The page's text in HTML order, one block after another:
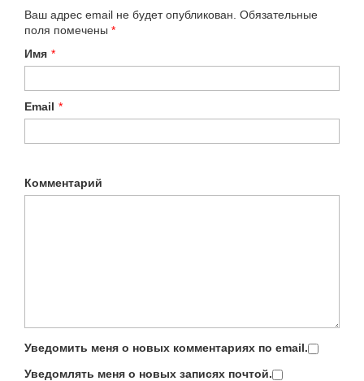
Ваш адрес email не будет опубликован. Обязательные
поля помечены *
Имя *
Email *
Комментарий
Уведомить меня о новых комментариях по email.
Уведомлять меня о новых записях почтой.